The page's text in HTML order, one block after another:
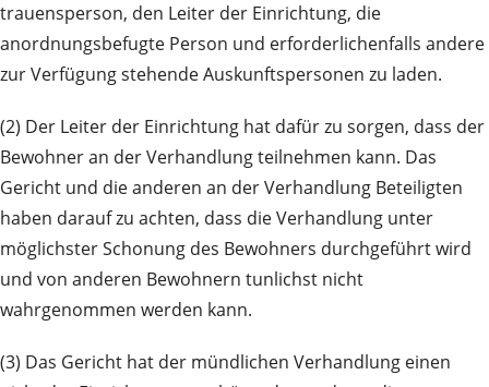
trauens­person, den Leiter der Ein­richtung, die
anordnungsbefugte Person und er­forder­­lichen­falls andere
zur Ver­fügung stehende Auskunftspersonen zu laden.
(2) Der Leiter der Einrichtung hat dafür zu sorgen, dass der
Bewohner an der Verhandlung teil­neh­men kann. Das
Gericht und die anderen an der Verhandlung Beteiligten
haben darauf zu achten, dass die Ver­­hand­lung unter
möglichster Schonung des Bewohners durch­geführt wird
und von anderen Bewohnern tun­lichst nicht
wahrgenommen werden kann.
(3) Das Gericht hat der mündlichen Verhandlung einen